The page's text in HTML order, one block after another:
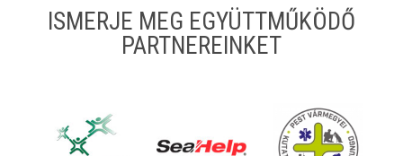
ISMERJE MEG EGYÜTTMŰKÖDŐ
PARTNEREINKET